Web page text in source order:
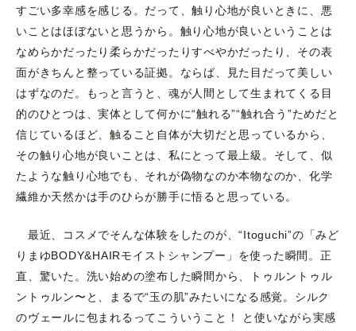
すごい多幸感を感じる。だって、触り心地が良いときに、悪
いことはほぼないと思うから。触り心地が良いということは
なめらかだったり柔らかだったりすべやかだったり、その表
面がきちんと整っている証拠。ならば、見た目だって美しい
はずなのだ。もっと言うと、魂が人間として生まれてくる目
的のひとつは、実体として何かに“触れる”“触れ合う”ためだと
信じているほど、触ること自体が大切だと思っているから、
その触り心地が良いことは、私にとって最上級。そして、似
たような触り心地でも、それが偽物なのか本物なのか、化学
繊維か天然かは手のひらが勝手に悟ると思っている。
最近、コスメでそんな体験をしたのが、“Itoguchi”の「みど
りまゆBODY&HAIRモイストシャンプー」を使った瞬間。正
直、驚いた。洗い始めの塗布した瞬間から、トゥルントゥル
ントゥルン〜と、まるで“玉の肌”みたいになる感覚。シルク
のヴェールに包まれるってこういうこと！ と使いながら実感